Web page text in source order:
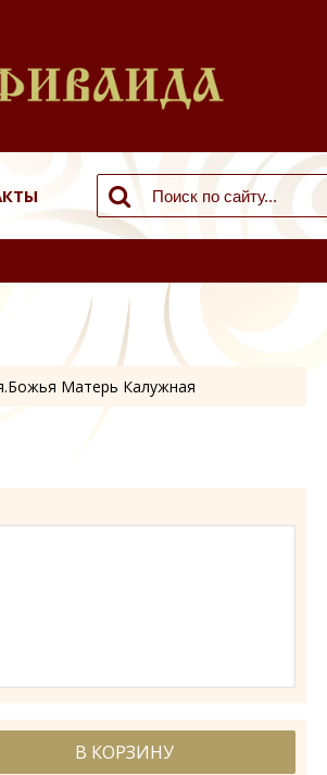
114-044А
Матерь Калужная
В КОРЗИНУ